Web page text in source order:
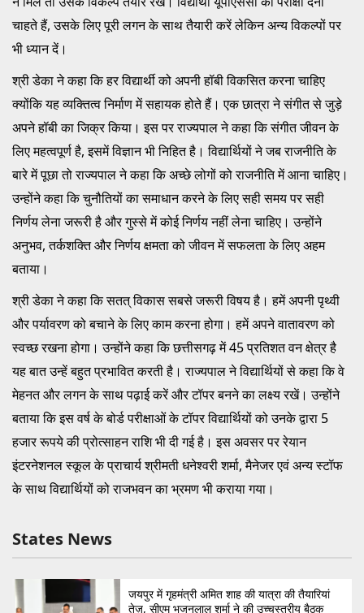
चाहते हैं, उसके लिए पूरी लगन के साथ तैयारी करें लेकिन अन्य विकल्पों पर
भी ध्यान दें।
श्री डेका ने कहा कि हर विद्यार्थी को अपनी हॉबी विकसित करना चाहिए
क्योंकि यह व्यक्तित्व निर्माण में सहायक होते हैं। एक छात्रा ने संगीत से जुड़े
अपने हॉबी का जिक्र किया। इस पर राज्यपाल ने कहा कि संगीत जीवन के
लिए महत्वपूर्ण है, इसमें विज्ञान भी निहित है। विद्यार्थियों ने जब राजनीति के
बारे में पूछा तो राज्यपाल ने कहा कि अच्छे लोगों को राजनीति में आना चाहिए।
उन्होंने कहा कि चुनौतियों का समाधान करने के लिए सही समय पर सही
निर्णय लेना जरूरी है और गुस्से में कोई निर्णय नहीं लेना चाहिए। उन्होंने
अनुभव, तर्कशक्ति और निर्णय क्षमता को जीवन में सफलता के लिए अहम
बताया।
श्री डेका ने कहा कि सतत् विकास सबसे जरूरी विषय है। हमें अपनी पृथ्वी
और पर्यावरण को बचाने के लिए काम करना होगा। हमें अपने वातावरण को
स्वच्छ रखना होगा। उन्होंने कहा कि छत्तीसगढ़ में 45 प्रतिशत वन क्षेत्र है
यह बात उन्हें बहुत प्रभावित करती है। राज्यपाल ने विद्यार्थियों से कहा कि वे
मेहनत और लगन के साथ पढ़ाई करें और टॉपर बनने का लक्ष्य रखें। उन्होंने
बताया कि इस वर्ष के बोर्ड परीक्षाओं के टॉपर विद्यार्थियों को उनके द्वारा 5
हजार रूपये की प्रोत्साहन राशि भी दी गई है। इस अवसर पर रेयान
इंटरनेशनल स्कूल के प्राचार्य श्रीमती धनेश्वरी शर्मा, मैनेजर एवं अन्य स्टॉफ
के साथ विद्यार्थियों को राजभवन का भ्रमण भी कराया गया।
States News
जयपुर में गृहमंत्री अमित शाह की यात्रा की तैयारियां
तेज़, सीएम भजनलाल शर्मा ने की उच्चस्तरीय बैठक